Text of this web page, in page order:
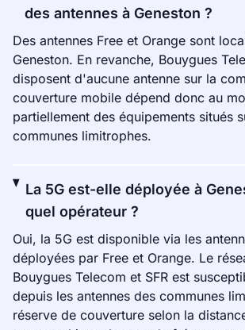
des antennes à Geneston ?
Des antennes Free et Orange sont
Geneston. En revanche, Bouygues
disposent d'aucune antenne sur la
couverture mobile dépend donc au
partiellement des équipements situés
communes limitrophes.
La 5G est-elle déployée à
quel opérateur ?
Oui, la 5G est disponible via les
déployées par Free et Orange. Le
Bouygues Telecom et SFR est
depuis les antennes des communes
réserve de couverture selon la